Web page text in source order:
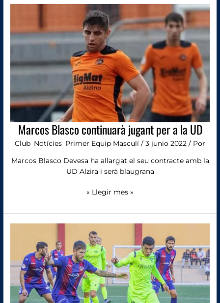
Marcos Blasco continuarà jugant per a la UD
Club Notícies Primer Equip Masculí / 3 junio 2022 / Por
Marcos Blasco Devesa ha allargat el seu contracte amb la
UD Alzira i serà blaugrana
Blasco
continuarà
jugant
per
a
la
UD
« Llegir mes »
capità
Kaiser,
un
any
més
a
casa